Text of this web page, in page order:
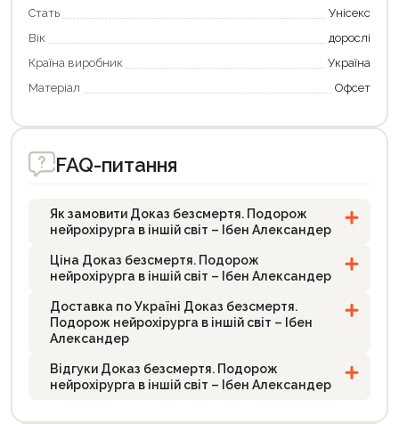
Стать
Унісекс
Вік
дорослі
Країна виробник
Україна
Матеріал
Офсет
FAQ-питання
Як замовити Доказ безсмертя. Подорож
нейрохірурга в іншій світ – Ібен Александер
Ціна Доказ безсмертя. Подорож
нейрохірурга в іншій світ – Ібен Александер
Доставка по Україні Доказ безсмертя.
Подорож нейрохірурга в іншій світ – Ібен
Александер
Відгуки Доказ безсмертя. Подорож
нейрохірурга в іншій світ – Ібен Александер